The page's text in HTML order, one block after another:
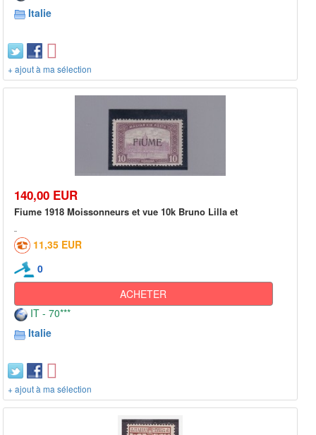
Italie
+ ajout à ma sélection
140,00 EUR
Fiume 1918 Moissonneurs et vue 10k Bruno Lilla et
11,35 EUR
0
ACHETER
IT - 70***
Italie
+ ajout à ma sélection